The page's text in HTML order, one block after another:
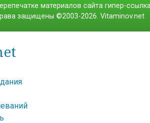
материалов сайта гипер-
защищены ©2003-2026. Vitaminov.net